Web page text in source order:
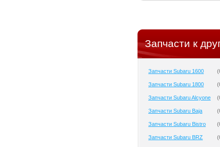
Запчасти к
Запчасти Subaru 1600 (
Запчасти Subaru 1800 (
Запчасти Subaru Alcyone (
Запчасти Subaru Baja (
Запчасти Subaru Bistro (
Запчасти Subaru BRZ (